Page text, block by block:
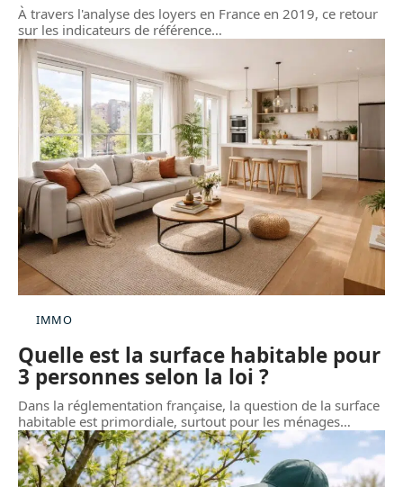
À travers l'analyse des loyers en France en 2019, ce retour
sur les indicateurs de référence…
IMMO
Quelle est la surface habitable pour
3 personnes selon la loi ?
Dans la réglementation française, la question de la surface
habitable est primordiale, surtout pour les ménages…